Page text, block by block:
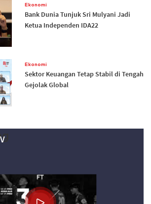
Ekonomi
Bank Dunia Tunjuk Sri Mulyani Jadi
Ketua Independen IDA22
Ekonomi
Sektor Keuangan Tetap Stabil di Tengah
Gejolak Global